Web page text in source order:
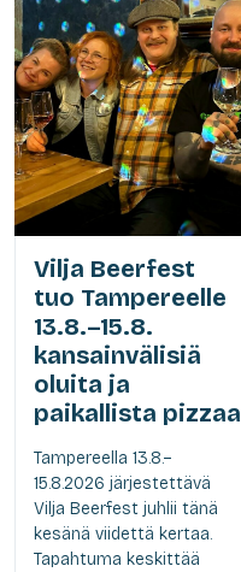
Vilja Beerfest
tuo Tampereelle
13.8.–15.8.
kansainvälisiä
oluita ja
paikallista pizzaa
Tampereella 13.8.–
15.8.2026 järjestettävä
Vilja Beerfest juhlii tänä
kesänä viidettä kertaa.
Tapahtuma keskittää